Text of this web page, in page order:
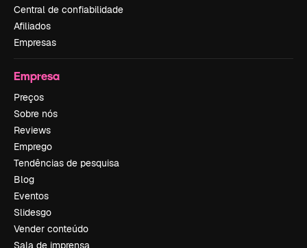
Central de confiabilidade
Afiliados
Empresas
Empresa
Preços
Sobre nós
Reviews
Emprego
Tendências de pesquisa
Blog
Eventos
Slidesgo
Vender conteúdo
Sala de imprensa